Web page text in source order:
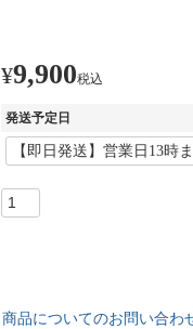
¥9,900税込
発送予定日
商品についてのお問い合わ